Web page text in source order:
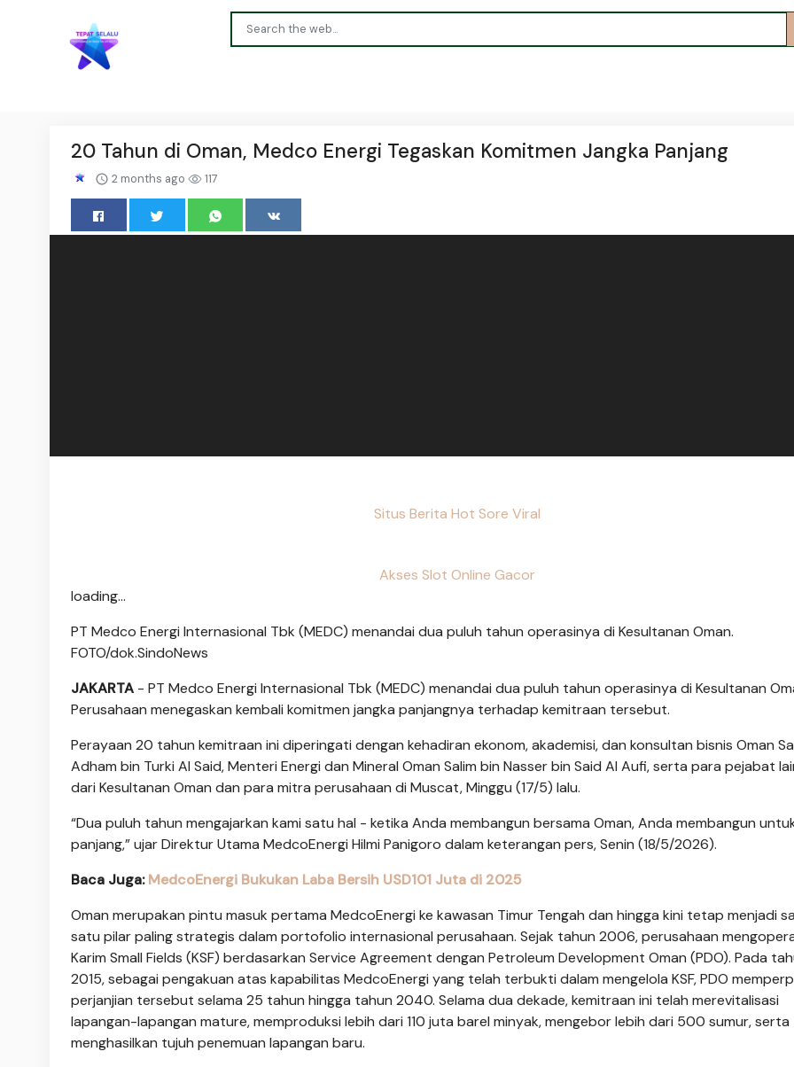
20 Tahun di Oman, Medco Energi Tegaskan Komitmen Jangka Panjang
2 months ago 117
Situs Berita Hot Sore Viral
Akses Slot Online Gacor
loading...
PT Medco Energi Internasional Tbk (MEDC) menandai dua puluh tahun operasinya di Kesultanan Oman.
FOTO/dok.SindoNews
JAKARTA - PT Medco Energi Internasional Tbk (MEDC) menandai dua puluh tahun operasinya di Kesultanan
Perusahaan menegaskan kembali komitmen jangka panjangnya terhadap kemitraan tersebut.
Perayaan 20 tahun kemitraan ini diperingati dengan kehadiran ekonom, akademisi, dan konsultan bisnis Oman
Adham bin Turki Al Said, Menteri Energi dan Mineral Oman Salim bin Nasser bin Said Al Aufi, serta para pejabat
dari Kesultanan Oman dan para mitra perusahaan di Muscat, Minggu (17/5) lalu.
“Dua puluh tahun mengajarkan kami satu hal - ketika Anda membangun bersama Oman, Anda membangun
panjang,” ujar Direktur Utama MedcoEnergi Hilmi Panigoro dalam keterangan pers, Senin (18/5/2026).
Baca Juga:MedcoEnergi Bukukan Laba Bersih USD101 Juta di 2025
Oman merupakan pintu masuk pertama MedcoEnergi ke kawasan Timur Tengah dan hingga kini tetap menjadi
satu pilar paling strategis dalam portofolio internasional perusahaan. Sejak tahun 2006, perusahaan
Karim Small Fields (KSF) berdasarkan Service Agreement dengan Petroleum Development Oman (PDO). Pada
2015, sebagai pengakuan atas kapabilitas MedcoEnergi yang telah terbukti dalam mengelola KSF, PDO
perjanjian tersebut selama 25 tahun hingga tahun 2040. Selama dua dekade, kemitraan ini telah merevitalisasi
lapangan-lapangan mature, memproduksi lebih dari 110 juta barel minyak, mengebor lebih dari 500 sumur, serta
menghasilkan tujuh penemuan lapangan baru.